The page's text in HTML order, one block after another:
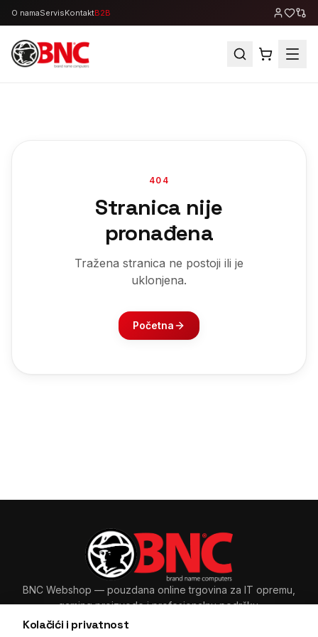
O namaServisKontaktB2B
Kolačići i privatnost
404
Stranica nije
pronađena
Tražena stranica ne postoji ili je
uklonjena.
Početna
BNC Webshop — pouzdana online trgovina za IT opremu,
gaming proizvode i profesionalnu podršku.